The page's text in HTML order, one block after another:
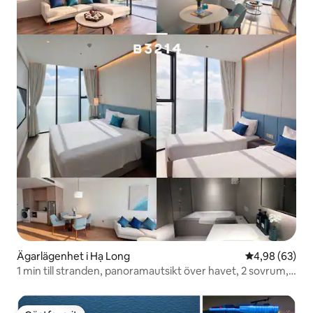
Ägarlägenhet i Hạ Long 4,98 av 5 i
4,98 (63)
1 min till stranden, panoramautsikt över havet, 2 sovrum, 2